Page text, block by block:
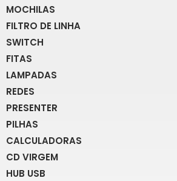
MOCHILAS
FILTRO DE LINHA
SWITCH
FITAS
LAMPADAS
REDES
PRESENTER
PILHAS
CALCULADORAS
CD VIRGEM
HUB USB